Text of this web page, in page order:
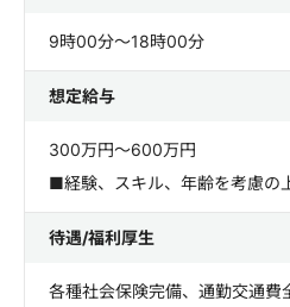
9時00分～18時00分
想定給与
300万円～600万円
■経験、スキル、年齢を考慮の
待遇/福利厚生
各種社会保険完備、通勤交通費